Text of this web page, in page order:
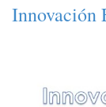
Innovación